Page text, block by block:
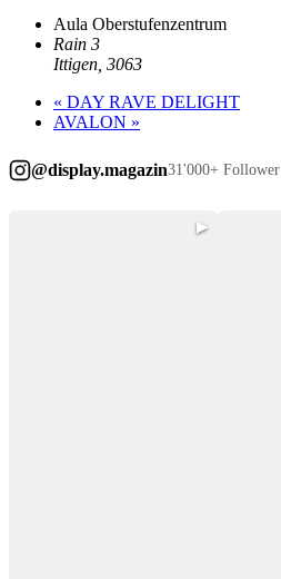
Aula Oberstufenzentrum
Rain 3
Ittigen 3063
« DAY RAVE DELIGHT
AVALON »
@display.magazin31'000+ Follower
▶